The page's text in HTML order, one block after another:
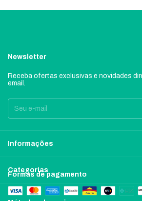
Newsletter
Receba ofertas exclusivas e novidades
email.
Informações
Categorias
Formas de pagamento